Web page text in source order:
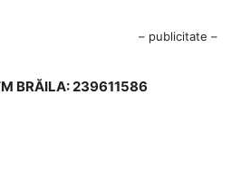
– publicitate –
BRĂILA: 239611586